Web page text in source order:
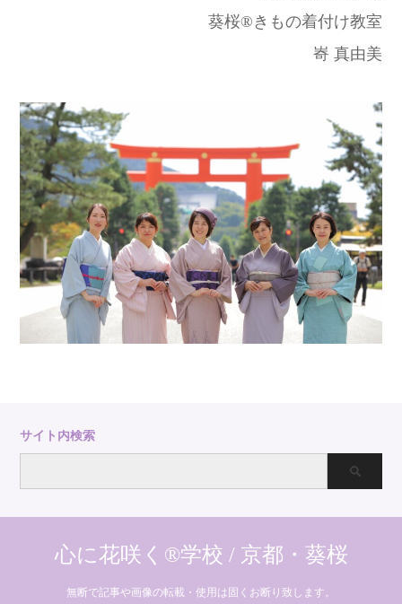
葵桜®きもの着付け教室
㟢 真由美
サイト内検索
心に花咲く®学校 / 京都・葵桜
無断で記事や画像の転載・使用は固くお断り致します。